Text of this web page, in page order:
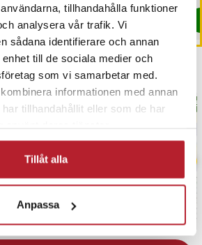
tillhandahålla funktioner
analysera vår trafik. Vi
sådana identifierare och annan
till de sociala medier och
som vi samarbetar med.
informationen med annan
tillhandahållit eller som de har
Tillåt alla
Anpassa
Köp